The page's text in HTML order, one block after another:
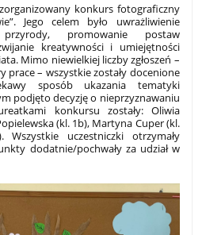
konkurs fotograficzny
Jego celem było uwrażliwienie
promowanie postaw
kreatywności i umiejętności
Mimo niewielkiej liczby zgłoszeń –
prace – wszystkie zostały docenione
sposób ukazania tematyki
podjęto decyzję o nieprzyznawaniu
konkursu zostały: Oliwia
(kl. 1b), Martyna Cuper (kl.
uczestniczki otrzymały
dodatnie/pochwały za udział w